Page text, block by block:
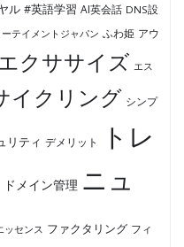
ル #英語学習 AI英会話 DNS設
テイメントジャパン ふわ姫 アウ
クササイズ エス
イクリング シンプ
リティ デメリット
トレ
ドメイン管理 ニュ
ッセンス ファクタリング フィ